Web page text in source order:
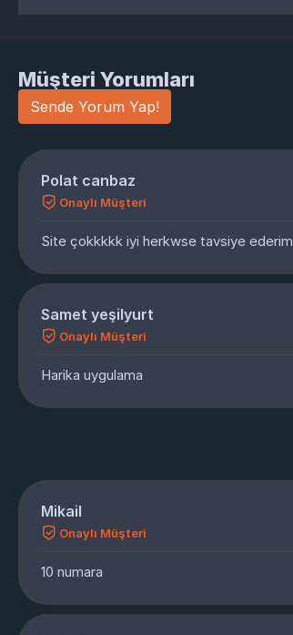
Müşteri Yorumları
Sende Yorum Yap!
Polat canbaz
Onaylı Müşteri
Site çokkkkk iyi herkwse tavsiye ederim
Samet yeşilyurt
Onaylı Müşteri
Harika uygulama
Mikail
Onaylı Müşteri
10 numara